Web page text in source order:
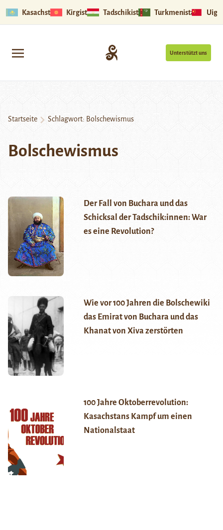
Kasachstan Kirgistan Tadschikistan Turkmenistan
Unterstützt uns
Startseite Schlagwort: Bolschewismus
Bolschewismus
Der Fall von Buchara und das
Schicksal der Tadschik:innen: War
es eine Revolution?
Wie vor 100 Jahren die Bolschewiki
das Emirat von Buchara und das
Khanat von Xiva zerstörten
100 Jahre Oktoberrevolution:
Kasachstans Kampf um einen
Nationalstaat